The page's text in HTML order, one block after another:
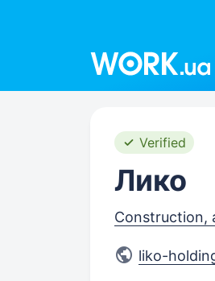
Verified
Лико
Construction,
liko-